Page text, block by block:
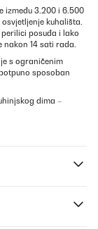
između 3.200 i 6.500
kuhališta.
posuđa i lako
nakon 14 sati rada.
s ograničenim
sposoban
dima –